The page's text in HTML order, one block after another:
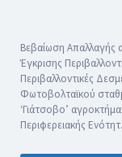
Βεβαίωση
Έγκρισης
Περιβαλλοντικές
Φωτοβολταϊκού
‘Γιάτσοβο’
Περιφερειακής